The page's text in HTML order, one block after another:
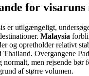
for visaruns
er utilgængeligt,
Malaysia
og opretholder relativt
Overgangene
normalt, men rejsende bør
af større volumen.